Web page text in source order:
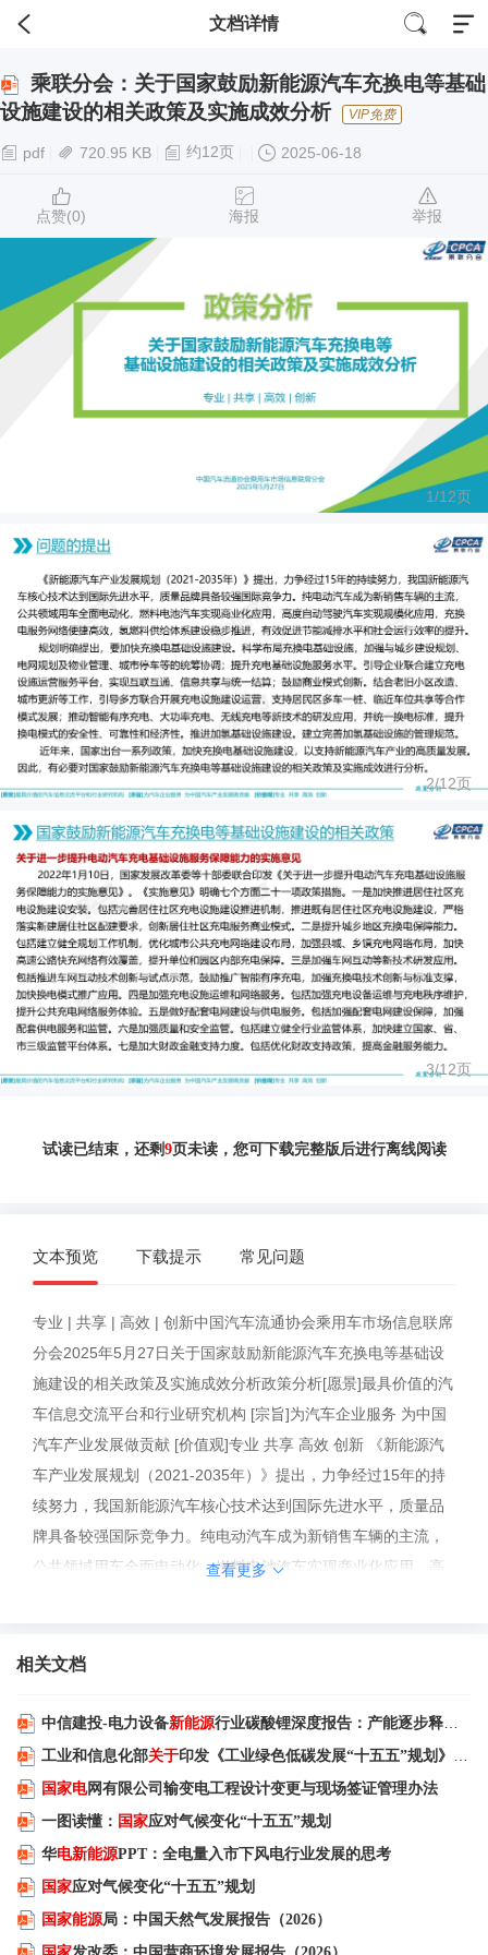
文档详情
乘联分会：关于国家鼓励新能源汽车充换电等基础
设施建设的相关政策及实施成效分析
VIP免费
pdf 720.95 KB 约12页 2025-06-18
点赞(0) 海报 举报
1/12页
2/12页
3/12页
试读已结束，还剩9页未读，您可下载完整版后进行离线阅读
文本预览 下载提示 常见问题
专业 | 共享 | 高效 | 创新中国汽车流通协会乘用车市场信息联席
分会2025年5月27日关于国家鼓励新能源汽车充换电等基础设
施建设的相关政策及实施成效分析政策分析[愿景]最具价值的汽
车信息交流平台和行业研究机构 [宗旨]为汽车企业服务 为中国
汽车产业发展做贡献 [价值观]专业 共享 高效 创新 《新能源汽
车产业发展规划（2021-2035年）》提出，力争经过15年的持
续努力，我国新能源汽车核心技术达到国际先进水平，质量品
牌具备较强国际竞争力。纯电动汽车成为新销售车辆的主流，
公共领域用车全面电动化，燃料电池汽车实现商业化应用，高
运行效率的提升。 规划明确提出，要加快充换电基础设施建
划及物业管理、城市停车等的统筹协调；提升充电基础设施服
务水平。引导企业联合建立充电设施运营服务平台，实现互联
互通、信息共享与统一结算；鼓励商业模式创新。结合老旧小
区改造、城市更新等工作，引导多方联合开展充电设施建设运
营，支持居民区多车一桩、临近车位共享等合作模式发展；推
用，并统一换电标准，提升换电模式的安全性、可靠性和经济
性。推进加氢基础设施建设。建立完善加氢基础设施的管理规
查看更多
相关文档
中信建投-电力设备新能源行业碳酸锂深度报告：产能逐步释放，2027年全年仍难言过剩
工业和信息化部关于印发《工业绿色低碳发展“十五五”规划》的通知
国家电网有限公司输变电工程设计变更与现场签证管理办法
一图读懂： 国家应对气候变化“十五五”规划
华电新能源PPT：全电量入市下风电行业发展的思考
国家应对气候变化“十五五”规划
国家能源局：中国天然气发展报告（2026）